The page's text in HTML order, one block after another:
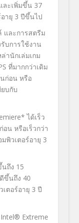
ละเพิ่มขึ้น 37
อายุ 3 ปีขึ้นไป
และการสตรีม
บการใช้งาน
านักเล่มเกม
ที่มากกว่าเดิม
ก่อน หรือ
ยบกับ
ได้เร็ว
อน หรือเร็วกว่า
พิวเตอร์อายุ 3
ถึง 15
ขึ้นถึง 40
เตอร์อายุ 3 ปี
Extreme